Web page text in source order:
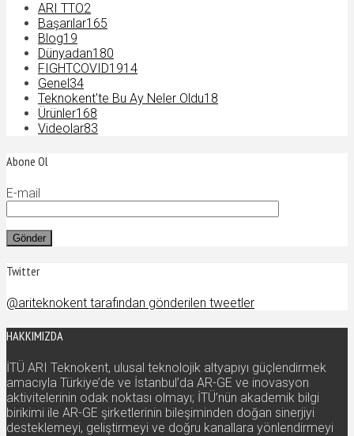
ARI TTO2
Başarılar165
Blog19
Dünyadan180
FIGHTCOVID1914
Genel 34
Teknokent'te Bu Ay Neler Oldu18
Ürünler168
Videolar83
Abone Ol
E-mail
Twitter
@ariteknokent tarafından gönderilen tweetler
HAKKIMIZDA
İTÜ ARI Teknokent, ulusal teknolojik altyapıyı güçlendirmek
amacıyla Türkiye’de ve İstanbul’da AR-GE ve inovasyon
aktivitelerinin odak noktası olmayı; İTÜ’nün akademik bilgi
birikimi ile AR-GE şirketlerinin bileşiminden doğan sinerjiyi
desteklemeyi, geliştirmeyi ve doğru kanallara yönlendirmeyi